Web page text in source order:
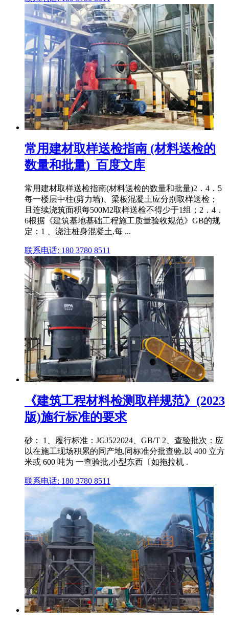
常用建材取样送检指南 (材料送检的
数量和批量)_百度文库
常用建材取样送检指南(材料送检的数量和批量)2．4．5
每一楼层中柱(剪力墙)、梁板混凝土应分别取样送检；
且连续浇筑面积每500M2取样送检不得少于1组；2．4．
6根据《建筑基地基础工程施工质量验收规范》GB的规
定：1 、浇注桩身混凝土,每 ...
联系电话: 180 3780 8511
《建筑工程材料检测取样规范》(2023
版)施行标准的要求
砂： 1、履行标准：JGJ522024、GB/T 2、查验批次：应
以在施工现场积累的同产地,同标准分批查验,以 400 立方
米或 600 吨为 一查验批,小型东西〔如拖拉机 .
联系电话: 180 3780 8511